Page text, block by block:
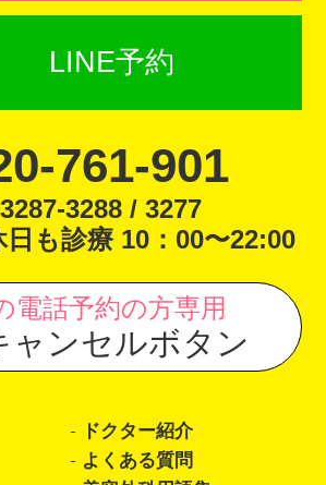
LINE予約
761-901
3288 / 3277
も診療 10：00〜22:00
電話予約の方専用
ャンセルボタン
ドクター紹介
よくある質問